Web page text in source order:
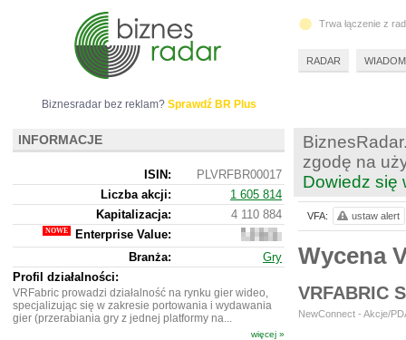
zgodę na
Dowiedz się
Wycena
VRFABRIC
NewConnect - Akcje/
VFA: ustaw alert
Biznesradar bez reklam? Sprawdź BR Plus
INFORMACJE
ISIN:
PLVRFBR00017
Liczba akcji:
1 605 814
Kapitalizacja:
4 110 884
Enterprise Value:
-2
010 116
Branża:
Gry
Profil działalności:
VRFabric prowadzi działalność na rynku gier wideo,
specjalizując się w zakresie portowania i wydawania
gier (przerabiania gry z jednej platformy na...
więcej »
Trwa łączenie z
RADAR